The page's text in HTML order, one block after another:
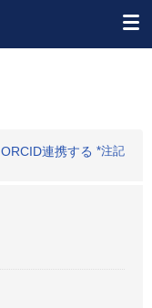
ORCID連携する *注記